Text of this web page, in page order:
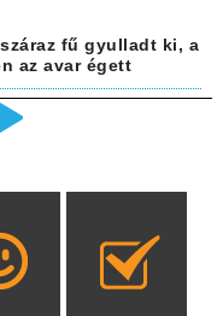
fű gyulladt ki, a
az avar égett